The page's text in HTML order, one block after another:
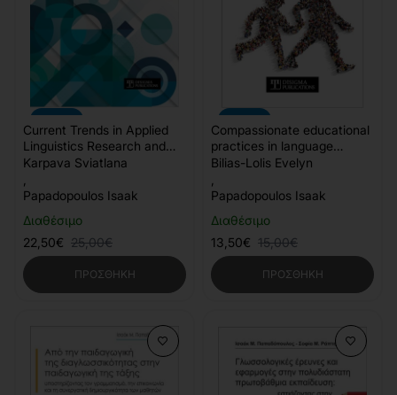
Διαθέσιμο
Current Trends in Applied
Linguistics Research and
Implementation
Karpava Sviatlana
Papadopoulos Isaak
22,50€ 25,00€
ΠΡΟΣΘΉΚΗ
Διαθέσιμο
Compassionate educational
practices in language
learning
Bilias-Lolis Evelyn
Papadopoulos Isaak
13,50€ 15,00€
ΠΡΟΣΘΉΚΗ